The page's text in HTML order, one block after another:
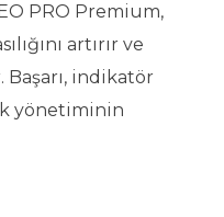
PRO Premium,
artırır ve
indikatör
yönetiminin